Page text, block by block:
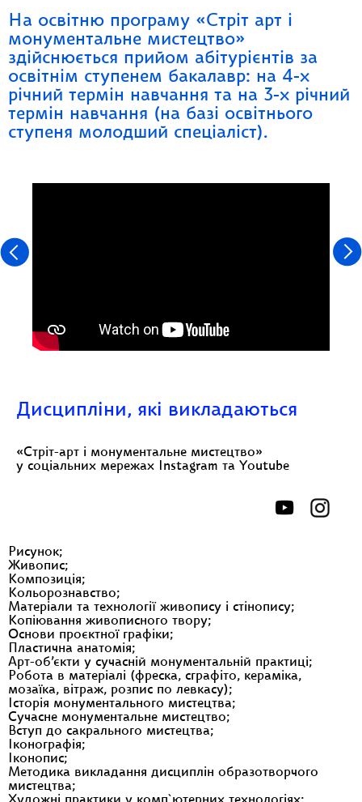
На освітню програму «Стріт арт і
монументальне мистецтво»
здійснюється прийом абітурієнтів за
освітнім ступенем бакалавр: на 4-х
річний термін навчання та на 3-х річний
термін навчання (на базі освітнього
ступеня молодший спеціаліст).
Дисципліни, які викладаються
«Стріт-арт і монументальне мистецтво»
у соціальних мережах Instagram та Youtube
Рисунок;
Живопис;
Композиція;
Кольорознавство;
Матеріали та технології живопису і стінопису;
Копіювання живописного твору;
Основи проєктної графіки;
Пластична анатомія;
Арт-об’єкти у сучасній монументальній практиці;
Робота в матеріалі (фреска, сграфіто, кераміка,
мозаїка, вітраж, розпис по левкасу);
Історія монументального мистецтва;
Сучасне монументальне мистецтво;
Вступ до сакрального мистецтва;
Іконографія;
Іконопис;
Методика викладання дисциплін образотворчого
мистецтва;